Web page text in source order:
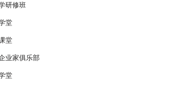
研修班
堂
堂
业家俱乐部
堂